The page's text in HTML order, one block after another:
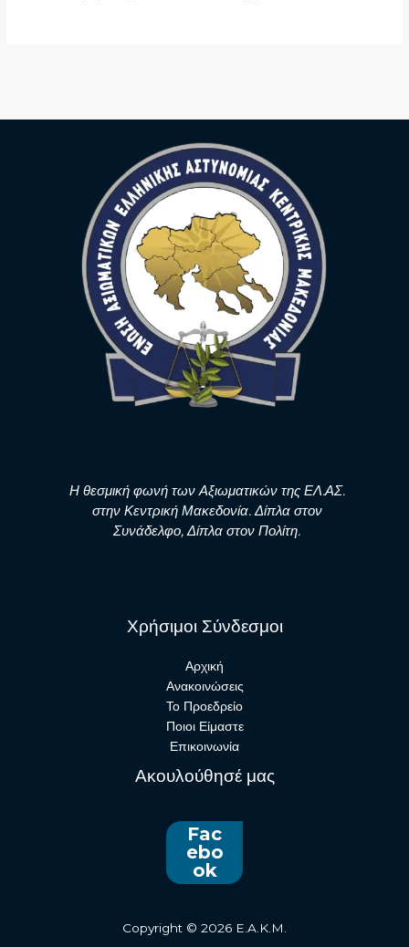
Η θεσμική φωνή των Αξιωματικών της ΕΛ.ΑΣ.
στην Κεντρική Μακεδονία. Δίπλα στον
Συνάδελφο, Δίπλα στον Πολίτη.
Χρήσιμοι Σύνδεσμοι
Αρχική
Ανακοινώσεις
Το Προεδρείο
Ποιοι Είμαστε
Επικοινωνία
Ακουλούθησέ μας
Fac
ebo
ok
Copyright © 2026 E.A.K.M.